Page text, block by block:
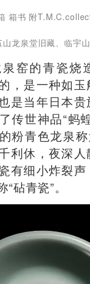
箱书 附
山龙泉堂旧藏、临宇
窑的青瓷烧
，是一种如
是当年日本
传世神品“蚂
粉青色龙泉称
利休，夜深
有细小炸裂
砧青瓷”。